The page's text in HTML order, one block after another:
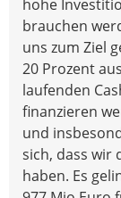
hohe
brauchen
uns zum Ziel
20 Prozent
laufenden
finanzieren
und
sich, dass wir
haben. Es